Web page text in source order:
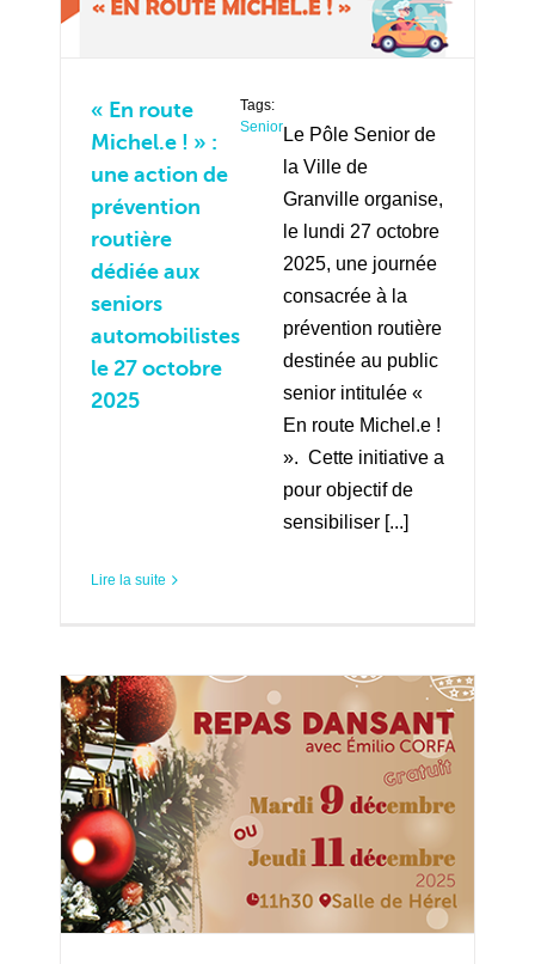
« En route
Michel.e ! » :
une action de
prévention
routière
dédiée aux
seniors
automobilistes
le 27 octobre
2025
Tags:
Senior Le Pôle Senior de
la Ville de
Granville organise,
le lundi 27 octobre
2025, une journée
consacrée à la
prévention routière
destinée au public
senior intitulée «
En route Michel.e !
». Cette initiative a
pour objectif de
sensibiliser [...]
Lire la suite